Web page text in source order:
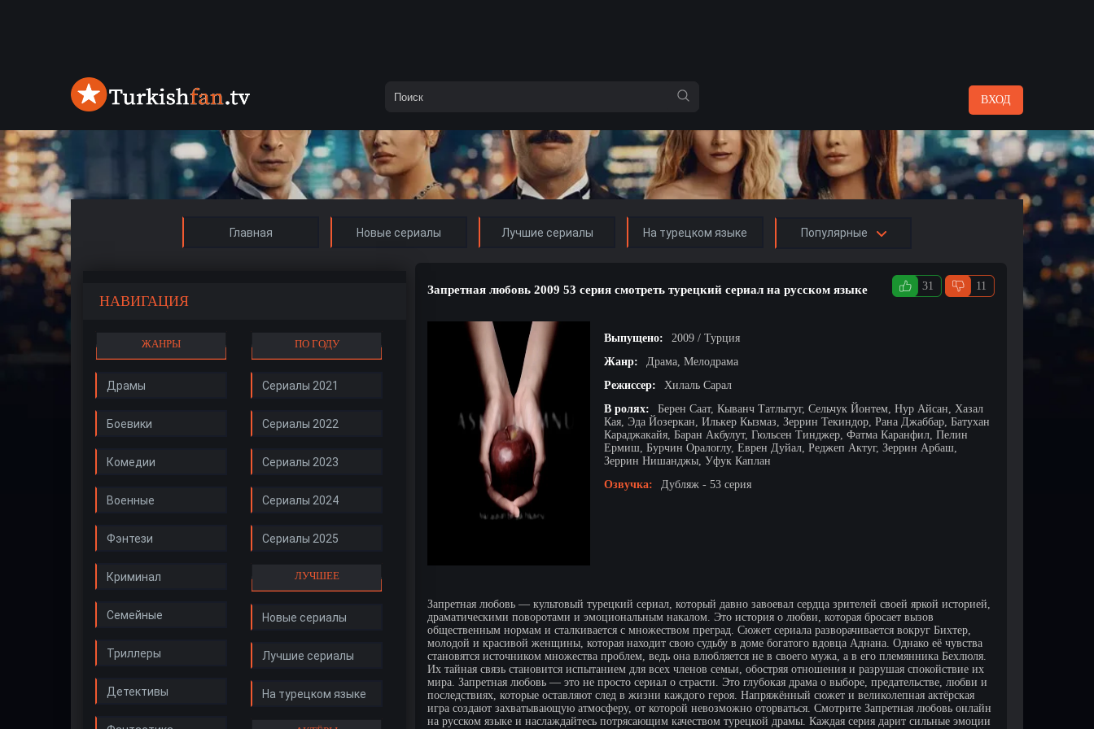
ВХОД
Главная Новые сериалы Лучшие сериалы На турецком языке Популярные
НАВИГАЦИЯ
ЖАНРЫ
Драмы
Боевики
Комедии
Военные
Фэнтези
Криминал
Семейные
Триллеры
Детективы
ПО ГОДУ
Сериалы 2021
Сериалы 2022
Сериалы 2023
Сериалы 2024
Сериалы 2025
ЛУЧШЕЕ
Новые сериалы
Лучшие сериалы
На турецком языке
Запретная любовь 2009 53 серия смотреть турецкий сериал на русском языке 31 11
Выпущено:
2009 / Турция
Жанр:
Драма, Мелодрама
Режиссер:
Хилаль Сарал
В ролях:
Берен Саат, Кыванч Татлытуг, Сельчук Йонтем, Нур Айсан, Хазал
Кая, Эда Йозеркан, Илькер Кызмаз, Зеррин Текиндор, Рана Джаббар, Батухан
Караджакайя, Баран Акбулут, Гюльсен Тинджер, Фатма Каранфил, Пелин
Ермиш, Бурчин Оралоглу, Еврен Дуйал, Реджеп Актуг, Зеррин Арбаш,
Зеррин Нишанджы, Уфук Каплан
Озвучка:
Дубляж - 53 серия
Запретная любовь — культовый турецкий сериал, который давно завоевал сердца зрителей своей яркой историей,
драматическими поворотами и эмоциональным накалом. Это история о любви, которая бросает вызов
общественным нормам и сталкивается с множеством преград. Сюжет сериала разворачивается вокруг Бихтер,
молодой и красивой женщины, которая находит свою судьбу в доме богатого вдовца Аднана. Однако её чувства
становятся источником множества проблем, ведь она влюбляется не в своего мужа, а в его племянника Бехлюля.
Их тайная связь становится испытанием для всех членов семьи, обостряя отношения и разрушая спокойствие их
мира. Запретная любовь — это не просто сериал о страсти. Это глубокая драма о выборе, предательстве, любви и
последствиях, которые оставляют след в жизни каждого героя. Напряжённый сюжет и великолепная актёрская
игра создают захватывающую атмосферу, от которой невозможно оторваться. Смотрите Запретная любовь онлайн
на русском языке и наслаждайтесь потрясающим качеством турецкой драмы. Каждая серия дарит сильные эмоции